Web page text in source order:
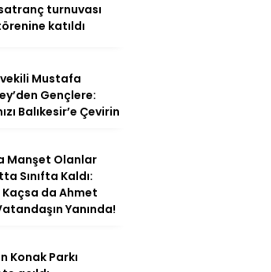
turnuvası
katıldı
Mustafa
Gençlere:
Balıkesir’e Çevirin
Manşet Olanlar
Sınıfta Kaldı:
Kaçsa da Ahmet
Yanında!
Konak Parkı